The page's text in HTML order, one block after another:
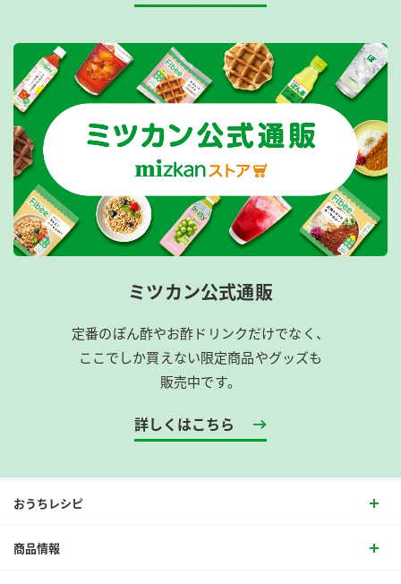
ミツカン公式通販
定番のぽん酢やお酢ドリンクだけでなく、
ここでしか買えない限定商品やグッズも
販売中です。
詳しくはこちら
おうちレシピ
商品情報